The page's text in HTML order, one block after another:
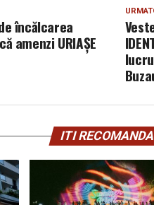
încălcarea
amenzi URIAŞE
ITI